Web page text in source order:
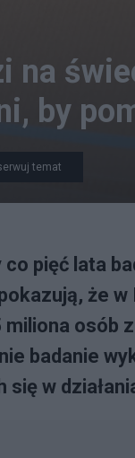
na
by
temat
pięć lata
że
osób
badanie
w